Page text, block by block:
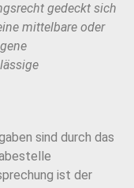
gedeckt sich
mittelbare oder
sind durch das
ist der